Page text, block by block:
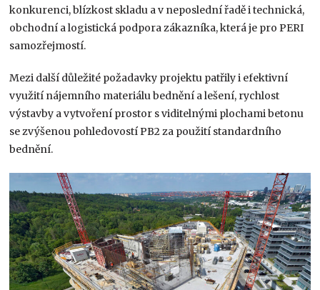
konkurenci, blízkost skladu a v neposlední řadě i technická,
obchodní a logistická podpora zákazníka, která je pro PERI
samozřejmostí.
Mezi další důležité požadavky projektu patřily i efektivní
využití nájemního materiálu bednění a lešení, rychlost
výstavby a vytvoření prostor s viditelnými plochami betonu
se zvýšenou pohledovostí PB2 za použití standardního
bednění.